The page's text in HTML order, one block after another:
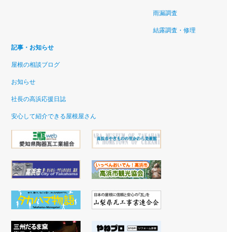
雨漏調査
結露調査・修理
記事・お知らせ
屋根の相談ブログ
お知らせ
社長の高浜応援日誌
安心して紹介できる屋根屋さん